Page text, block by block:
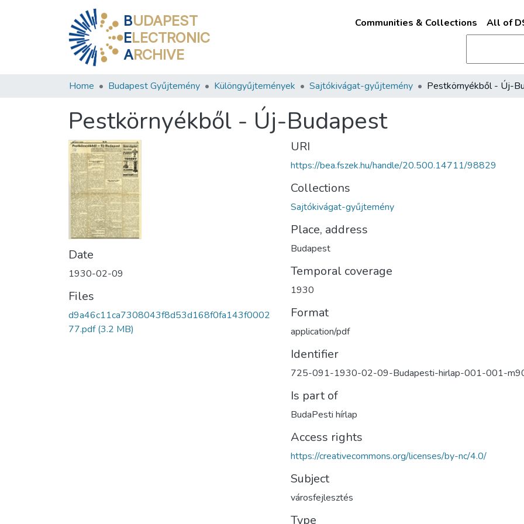
BUDAPEST
ELECTRONIC
ARCHIVE
Communities & Collections All of
Home Budapest Gyűjtemény Különgyűjtemények Sajtókivágat-gyűjtemény
Pestkörnyékből - Új-Budapest
Date
1930-02-09
Files
d9a46c11ca7308043f8d53d168f0fa143f0002
77.pdf(3.2 MB)
URI
https://bea.fszek.hu/handle/20.500.14711/98829
Collections
Sajtókivágat-gyűjtemény
Place, address
Budapest
Temporal coverage
1930
Format
application/pdf
Identifier
725-091-1930-02-09-Budapesti-hirlap-001-001-
Is part of
BudaPesti hírlap
Access rights
https://creativecommons.org/licenses/by-nc/4.0/
Subject
városfejlesztés
Type